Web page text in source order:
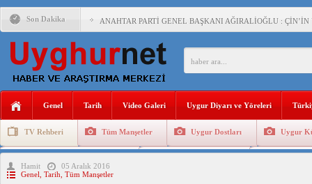
Son Dakika ANAHTAR PARTİ GENEL BAŞKANI AĞIRALİOĞLU :
ÇİN’İN DOĞU TÜRKİSTAN’DAKİ UYGULAMALARI
150 YILDIR KAYNAYAN YARAMIZ : ÇİN İŞGALİNDEKİ
ÇİN’İN UYGUR POLİTİKALARINI ÖVEN DİYANET
ÇİN’İN ANKARA BÜYÜKELÇİSİ JİANG’İN TRABZON
Genel Tarih Video Galeri Uygur Diyarı ve Yöreleri
TV Rehberi Tüm Manşetler Uygur Dostları Uygur
Uygurlarda Düğün ve Cenaze
Hamit
05 Aralık 2016
Genel Tarih Tüm Manşetler